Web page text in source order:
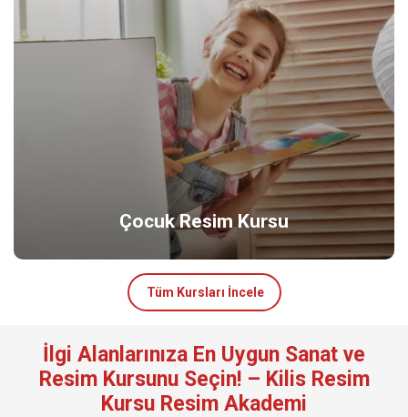
Çocuk Resim Kursu
Tüm Kursları İncele
İlgi Alanlarınıza En Uygun Sanat ve
Resim Kursunu Seçin! – Kilis Resim
Kursu Resim Akademi